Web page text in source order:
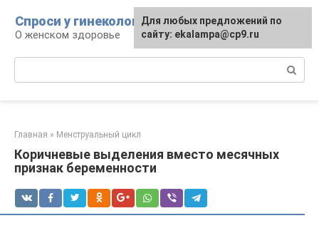
контенту
Спроси у гинеколога
О женском здоровье
Главная » Менструальный цикл
Коричневые выделения вместо месячных
признак беременности
Для любых предложений по
сайту: ekalampa@cp9.ru